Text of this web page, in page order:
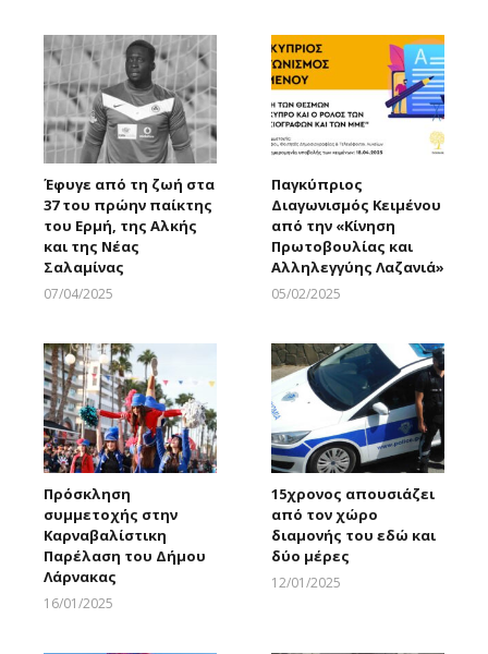
Έφυγε από τη ζωή στα
37 του πρώην παίκτης
του Ερμή, της Αλκής
και της Νέας
Σαλαμίνας
07/04/2025
Παγκύπριος
Διαγωνισμός Κειμένου
από την «Κίνηση
Πρωτοβουλίας και
Αλληλεγγύης Λαζανιά»
05/02/2025
Πρόσκληση
συμμετοχής στην
Καρναβαλίστικη
Παρέλαση του Δήμου
Λάρνακας
16/01/2025
15χρονος απουσιάζει
από τον χώρο
διαμονής του εδώ και
δύο μέρες
12/01/2025